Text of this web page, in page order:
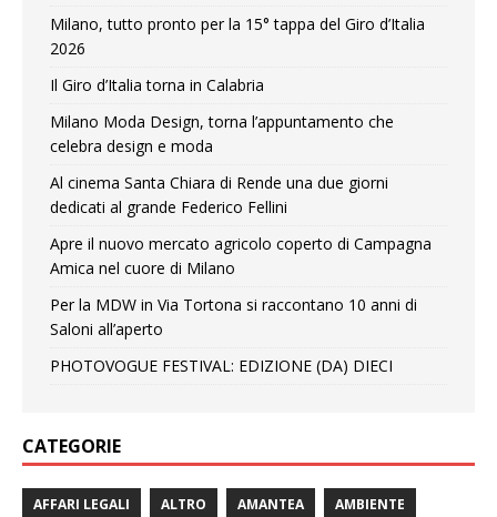
Milano, tutto pronto per la 15° tappa del Giro d’Italia
2026
Il Giro d’Italia torna in Calabria
Milano Moda Design, torna l’appuntamento che
celebra design e moda
Al cinema Santa Chiara di Rende una due giorni
dedicati al grande Federico Fellini
Apre il nuovo mercato agricolo coperto di Campagna
Amica nel cuore di Milano
Per la MDW in Via Tortona si raccontano 10 anni di
Saloni all’aperto
PHOTOVOGUE FESTIVAL: EDIZIONE (DA) DIECI
CATEGORIE
AFFARI LEGALI ALTRO AMANTEA AMBIENTE